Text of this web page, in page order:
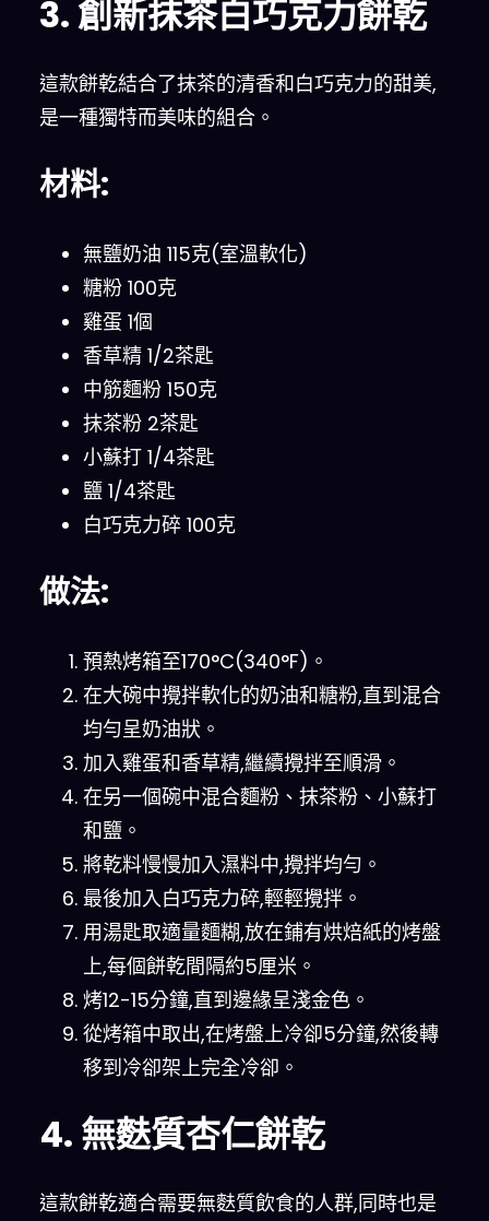
3. 創新抹茶白巧克力餅乾
這款餅乾結合了抹茶的清香和白巧克力的甜美,
是一種獨特而美味的組合。
材料:
無鹽奶油 115克(室溫軟化)
糖粉 100克
雞蛋 1個
香草精 1/2茶匙
中筋麵粉 150克
抹茶粉 2茶匙
小蘇打 1/4茶匙
鹽 1/4茶匙
白巧克力碎 100克
做法:
預熱烤箱至170°C(340°F)。
在大碗中攪拌軟化的奶油和糖粉,直到混合
均勻呈奶油狀。
加入雞蛋和香草精,繼續攪拌至順滑。
在另一個碗中混合麵粉、抹茶粉、小蘇打
和鹽。
將乾料慢慢加入濕料中,攪拌均勻。
最後加入白巧克力碎,輕輕攪拌。
用湯匙取適量麵糊,放在鋪有烘焙紙的烤盤
上,每個餅乾間隔約5厘米。
烤12-15分鐘,直到邊緣呈淺金色。
從烤箱中取出,在烤盤上冷卻5分鐘,然後轉
移到冷卻架上完全冷卻。
4. 無麩質杏仁餅乾
這款餅乾適合需要無麩質飲食的人群,同時也是